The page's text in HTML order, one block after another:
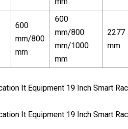
600
mm/800
mm
600
mm/800
mm/1000
mm
2277
mm